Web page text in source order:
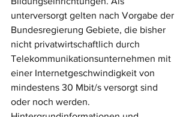
unterversorgt gelten nach Vorgabe der
Bundesregierung Gebiete, die bisher
nicht privatwirtschaftlich durch
Telekommunikationsunternehmen mit
einer Internetgeschwindigkeit von
mindestens 30 Mbit/s versorgt sind
oder noch werden.